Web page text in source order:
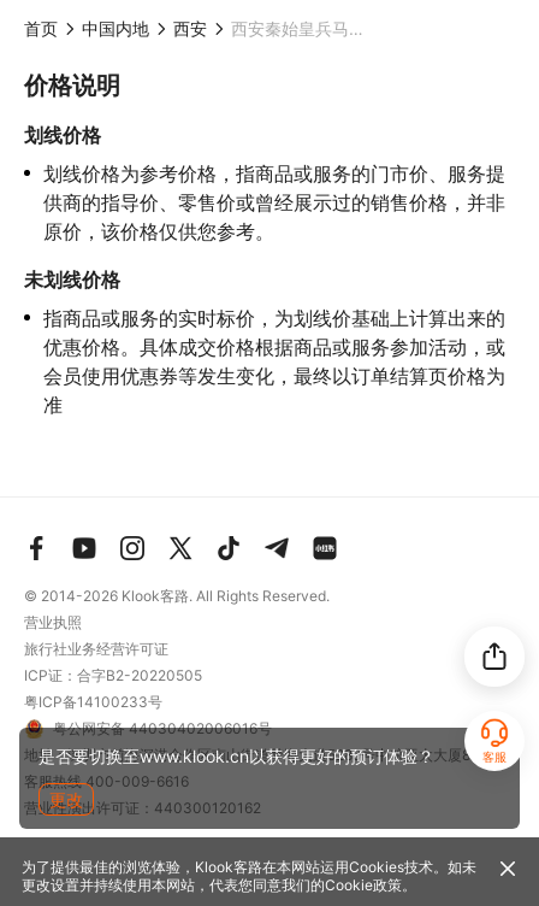
是否要切换至www.klook.cn以获得更好的预订体验？
更改
首页 中国内地 西安 西安秦始皇兵马俑+大唐女皇/西安千古情/长恨歌/驼铃传奇演出1日游
价格说明
划线价格
划线价格为参考价格，指商品或服务的门市价、服务提
供商的指导价、零售价或曾经展示过的销售价格，并非
原价，该价格仅供您参考。
未划线价格
指商品或服务的实时标价，为划线价基础上计算出来的
优惠价格。具体成交价格根据商品或服务参加活动，或
会员使用优惠券等发生变化，最终以订单结算页价格为
准
客服
© 2014-2026 Klook客路. All Rights Reserved.
营业执照
旅行社业务经营许可证
ICP证：合字B2-20220505
粤ICP备14100233号
粤公网安备 44030402006016号
地址：深圳市前海深港合作区南山街道梦海大道5289号中粮亚太大厦801
客服热线 400-009-6616
营业性演出许可证：440300120162
为了提供最佳的浏览体验，Klook客路在本网站运用Cookies技术。如未
更改设置并持续使用本网站，代表您同意我们的Cookie政策。